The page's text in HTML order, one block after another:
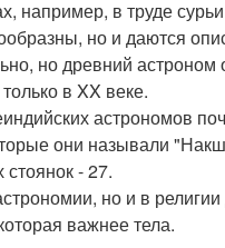
например, в труде
но и даются
но древний астроном
в XX веке.
астрономов
они называли
- 27.
но и в
важнее тела.